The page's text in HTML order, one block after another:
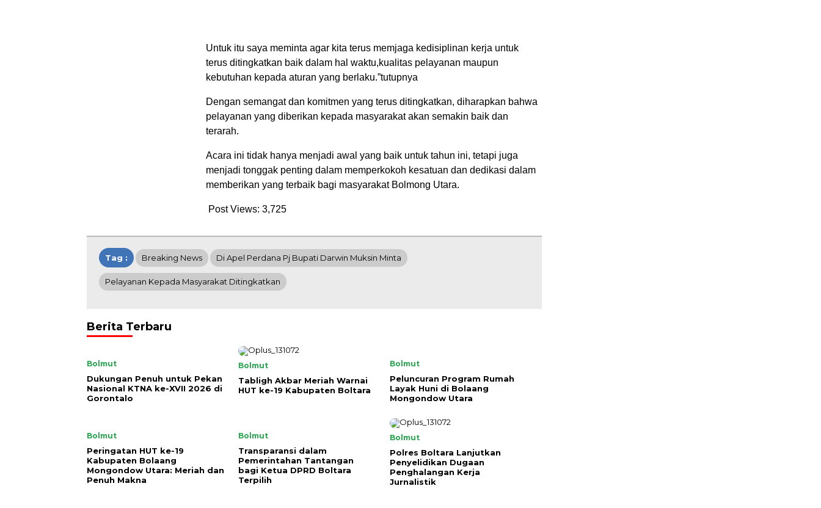
Untuk itu saya meminta agar kita terus memjaga kedisiplinan kerja untuk
terus ditingkatkan baik dalam hal waktu,kualitas pelayanan maupun
kebutuhan kepada aturan yang berlaku.”tutupnya
Dengan semangat dan komitmen yang terus ditingkatkan, diharapkan bahwa
pelayanan yang diberikan kepada masyarakat akan semakin baik dan
terarah.
Acara ini tidak hanya menjadi awal yang baik untuk tahun ini, tetapi juga
menjadi tonggak penting dalam memperkokoh kesatuan dan dedikasi dalam
memberikan yang terbaik bagi masyarakat Bolmong Utara.
Post Views: 3,725
Tag : Breaking News Di Apel Perdana Pj Bupati Darwin Muksin Minta
Pelayanan Kepada Masyarakat Ditingkatkan
Berita Terbaru
Bolmut
Dukungan Penuh untuk Pekan
Nasional KTNA ke-XVII 2026 di
Gorontalo
Bolmut
Tabligh Akbar Meriah Warnai
HUT ke-19 Kabupaten Boltara
Bolmut
Peluncuran Program Rumah
Layak Huni di Bolaang
Mongondow Utara
Bolmut
Peringatan HUT ke-19
Kabupaten Bolaang
Mongondow Utara: Meriah dan
Penuh Makna
Bolmut
Transparansi dalam
Pemerintahan Tantangan
bagi Ketua DPRD Boltara
Terpilih
Bolmut
Polres Boltara Lanjutkan
Penyelidikan Dugaan
Penghalangan Kerja
Jurnalistik